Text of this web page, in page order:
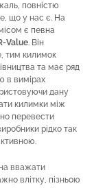
повністю
що у нас є. На
є певна
Value. Він
тим килимок
та має ряд
в вимірах
дану
килимки між
перевести
рідко так
вважати
влітку, пізньою